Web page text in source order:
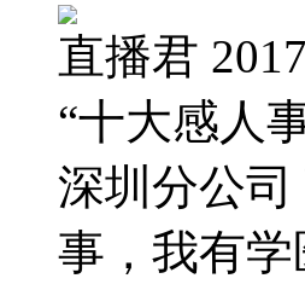
直播君
“十大感人
深圳分公
事，我有